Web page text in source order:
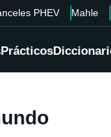
PHEV Mahle
Prácticos